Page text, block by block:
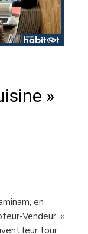
»
en
Vendeur, «
leur tour